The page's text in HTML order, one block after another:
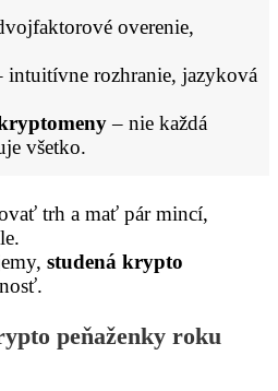
overenie,
intuitívne rozhranie, jazyková
– nie každá
všetko.
trh a mať pár mincí,
studená krypto
peňaženky roku